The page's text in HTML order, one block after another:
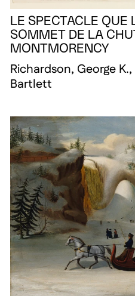
LE SPECTACLE QUE
SOMMET DE LA
MONTMORENCY
Richardson, George
Bartlett